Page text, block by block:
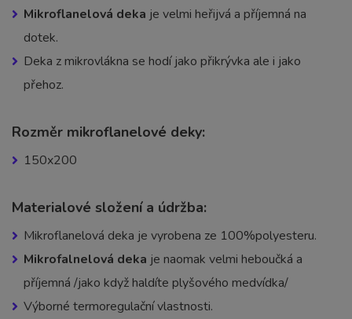
Mikroflanelová deka je velmi heřijvá a příjemná na
dotek.
Deka z mikrovlákna se hodí jako přikrývka ale i jako
přehoz.
Rozměr mikroflanelové deky:
150x200
Materialové složení a údržba:
Mikroflanelová deka je vyrobena ze 100%polyesteru.
Mikrofalnelová deka je naomak velmi heboučká a
příjemná /jako když haldíte plyšového medvídka/
Výborné termoregulační vlastnosti.